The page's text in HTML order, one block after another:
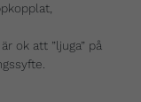
ok att ”ljuga” på